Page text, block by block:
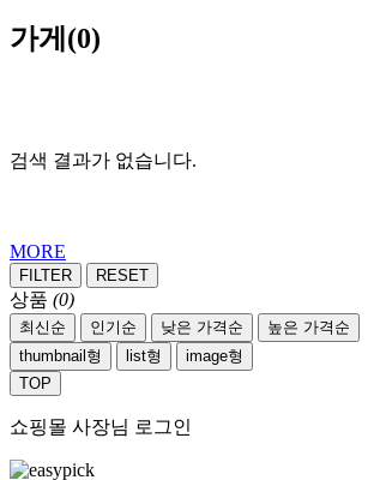
가게 (0)
검색 결과가 없습니다.
MORE
FILTER RESET
상품 (0)
최신순 인기순 낮은 가격순
높은 가격순
thumbnail형
list형
image형
TOP
쇼핑몰 사장님 로그인